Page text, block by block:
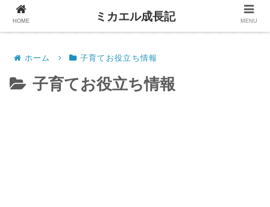
ホーム 子育てお役立ち情報
子育てお役立ち情報
HOME ミカエル成長記 MENU